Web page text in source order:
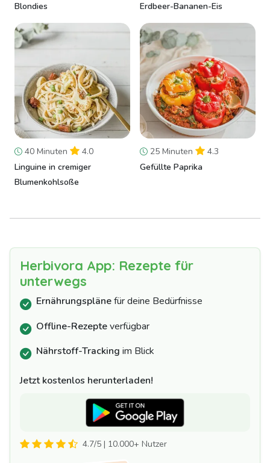
Blondies
Erdbeer-Bananen-Eis
40 Minuten
4.0
Linguine in cremiger
Blumenkohlsoße
25 Minuten
4.3
Gefüllte Paprika
Herbivora App: Rezepte für
unterwegs
Ernährungsplänefür deine Bedürfnisse
Offline-Rezepteverfügbar
Nährstoff-Tracking im Blick
Jetzt kostenlos herunterladen!
4.7/5 | 10.000+ Nutzer